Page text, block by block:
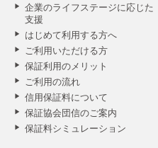
企業のライフステージに応じた
支援
はじめて利用する方へ
ご利用いただける方
保証利用のメリット
ご利用の流れ
信用保証料について
保証協会団信のご案内
保証料シミュレーション